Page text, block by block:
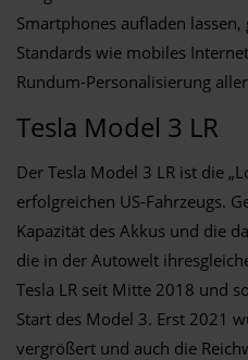
Smartphones aufladen
Standards wie mobiles
Rundum-Personalisierung
Tesla Model 3 LR
Der Tesla Model 3 LR ist die
erfolgreichen US-Fahrzeugs.
Kapazität des Akkus und die
die in der Autowelt
Tesla LR seit Mitte 2018 und
Start des Model 3. Erst 2021
vergrößert und auch die